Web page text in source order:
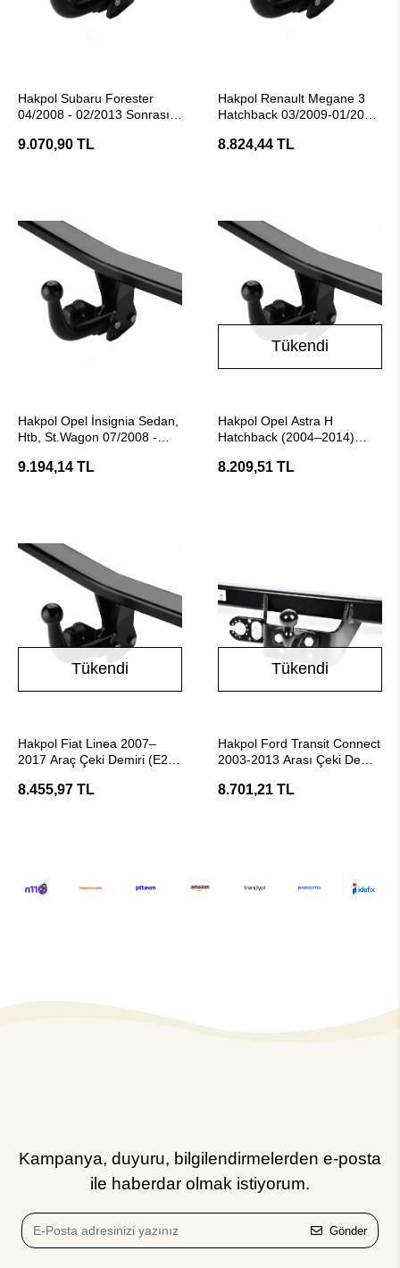
Hakpol Subaru Forester
04/2008 - 02/2013 Sonrası
9.070,90 TL
Hakpol Renault Megane 3
Hatchback 03/2009-01/2016
8.824,44 TL
Hakpol Opel İnsignia Sedan,
Htb, St.Wagon 07/2008 -
9.194,14 TL
Tükendi
Hakpol Opel Astra H
Hatchback (2004–2014)
8.209,51 TL
Tükendi
Hakpol Fiat Linea 2007–
2017 Araç Çeki Demiri (E20
8.455,97 TL
Tükendi
Hakpol Ford Transit Connect
2003-2013 Arası Çeki Demiri
8.701,21 TL
Kampanya, duyuru, bilgilendirmelerden e-posta
ile haberdar olmak istiyorum.
Gönder